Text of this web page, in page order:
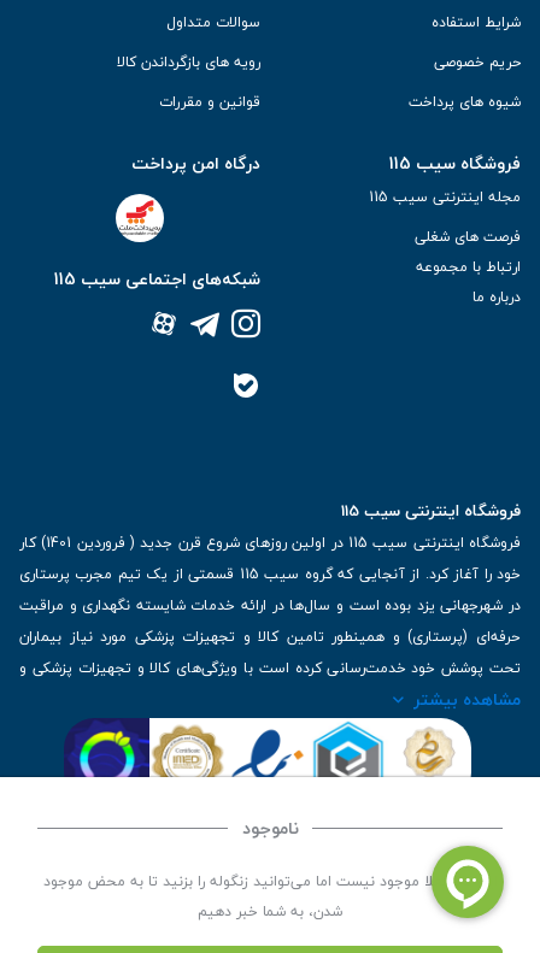
ناموجود
این کالا فعلا موجود نیست اما می‌توانید زنگوله را بزنید تا به محض موجود
شدن، به شما خبر دهیم
شرایط استفاده
حریم خصوصی
شیوه های پرداخت
سوالات متداول
رویه های بازگرداندن کالا
قوانین و مقررات
فروشگاه سیب 115
مجله اینترنتی سیب 115
فرصت های شغلی
ارتباط با مجموعه
درباره ما
درگاه امن پرداخت
شبکه‌های اجتماعی سیب 115
فروشگاه اینترنتی سیب 115
فروشگاه اینترنتی سیب 115 در اولین روزهای شروع قرن جدید ( فروردین 1401) کار
خود را آغاز کرد. از آنجایی که گروه سیب 115 قسمتی از یک تیم مجرب پرستاری
در شهرجهانی یزد بوده است و سال‌ها در ارائه خدمات شایسته نگهداری و مراقبت
حرفه‌ای (پرستاری) و همینطور تامین کالا و تجهیزات پزشکی مورد نیاز بیماران
تحت پوشش خود خدمت‌رسانی کرده است با ویژگی‌های کالا و تجهیزات پزشکی و
برترین برندهای موجود در بازار اطلاعات بسیار ارزشمندی را دارا می‌باشد
| تلفن تماس : 36333383-035 | ایمیل: Info@Sib115.com
مشاهده بیشتر
کلیه حقوق این سایت متعلق به سیب 115 ( فروشگاه لوازم پزشکی سیب 115 ) است، توسعه و
کدنویسی توسطسپکام سیستم